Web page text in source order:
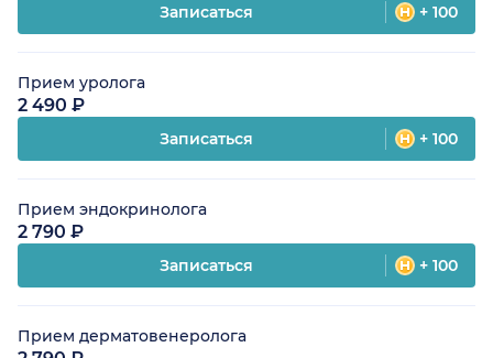
Записаться + 100
Прием уролога
2 490 ₽
Записаться + 100
Прием эндокринолога
2 790 ₽
Записаться + 100
Прием дерматовенеролога